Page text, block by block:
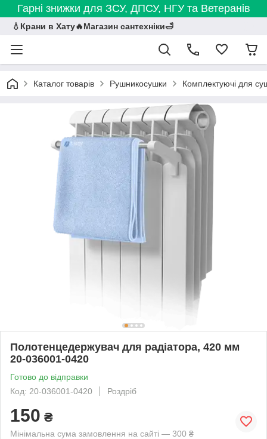
Гарні знижки для ЗСУ, ДПСУ, НГУ та Ветеранів
💧Крани в Хату🔥Магазин сантехніки🛁
Каталог товарів Рушникосушки Комплектуючі для
Полотенцедержувач для радіатора, 420 мм
20-036001-0420
Готово до відправки
Код: 20-036001-0420
Роздріб
150 ₴
Мінімальна сума замовлення на сайті — 300 ₴